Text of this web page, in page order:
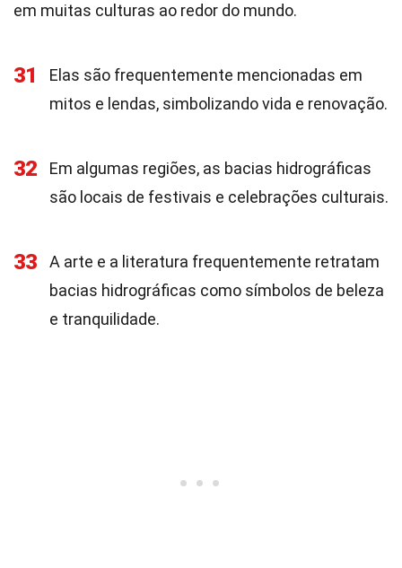
em muitas culturas ao redor do mundo.
31
Elas são frequentemente mencionadas em
mitos e lendas, simbolizando vida e renovação.
32
Em algumas regiões, as bacias hidrográficas
são locais de festivais e celebrações culturais.
33
A arte e a literatura frequentemente retratam
bacias hidrográficas como símbolos de beleza
e tranquilidade.